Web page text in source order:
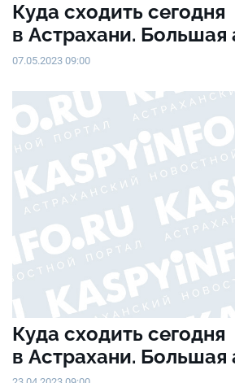
Куда сходить сегодня
в Астрахани.
07.05.2023 09:00
Куда сходить сегодня
в Астрахани.